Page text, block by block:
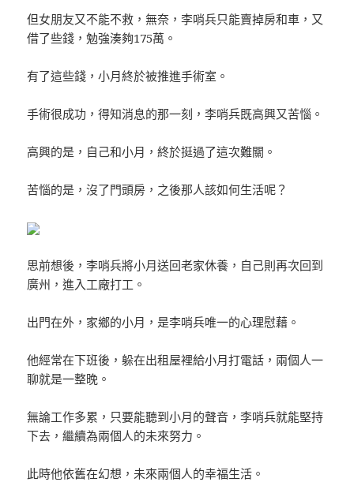
但女朋友又不能不救，無奈，李哨兵只能賣掉房和車，又
借了些錢，勉強湊夠175萬。
有了這些錢，小月終於被推進手術室。
手術很成功，得知消息的那一刻，李哨兵既高興又苦惱。
高興的是，自己和小月，終於挺過了這次難關。
苦惱的是，沒了門頭房，之後那人該如何生活呢？
思前想後，李哨兵將小月送回老家休養，自己則再次回到
廣州，進入工廠打工。
出門在外，家鄉的小月，是李哨兵唯一的心理慰藉。
他經常在下班後，躲在出租屋裡給小月打電話，兩個人一
聊就是一整晚。
無論工作多累，只要能聽到小月的聲音，李哨兵就能堅持
下去，繼續為兩個人的未來努力。
此時他依舊在幻想，未來兩個人的幸福生活。